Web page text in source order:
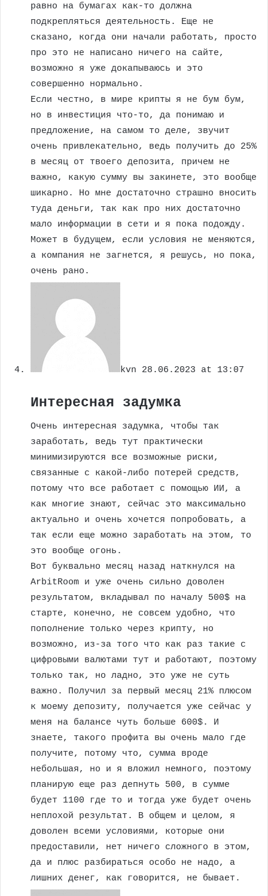
равно на бумагах как-то должна
подкрепляться деятельность. Еще не
сказано, когда они начали работать, просто
про это не написано ничего на сайте,
возможно я уже докапываюсь и это
совершенно нормально.
Если честно, в мире крипты я не бум бум,
но в инвестиция что-то, да понимаю и
предложение, на самом то деле, звучит
очень привлекательно, ведь получить до 25%
в месяц от твоего депозита, причем не
важно, какую сумму вы закинете, это вообще
шикарно. Но мне достаточно страшно вносить
туда деньги, так как про них достаточно
мало информации в сети и я пока подожду.
Может в будущем, если условия не меняются,
а компания не загнется, я решусь, но пока,
очень рано.
kvn 28.06.2023 at 13:07
Интересная задумка
Очень интересная задумка, чтобы так
заработать, ведь тут практически
минимизируются все возможные риски,
связанные с какой-либо потерей средств,
потому что все работает с помощью ИИ, а
как многие знают, сейчас это максимально
актуально и очень хочется попробовать, а
так если еще можно заработать на этом, то
это вообще огонь.
Вот буквально месяц назад наткнулся на
ArbitRoom и уже очень сильно доволен
результатом, вкладывал по началу 500$ на
старте, конечно, не совсем удобно, что
пополнение только через крипту, но
возможно, из-за того что как раз такие с
цифровыми валютами тут и работают, поэтому
только так, но ладно, это уже не суть
важно. Получил за первый месяц 21% плюсом
к моему депозиту, получается уже сейчас у
меня на балансе чуть больше 600$. И
знаете, такого профита вы очень мало где
получите, потому что, сумма вроде
небольшая, но и я вложил немного, поэтому
планирую еще раз депнуть 500, в сумме
будет 1100 где то и тогда уже будет очень
неплохой результат. В общем и целом, я
доволен всеми условиями, которые они
предоставили, нет ничего сложного в этом,
да и плюс разбираться особо не надо, а
лишних денег, как говорится, не бывает.